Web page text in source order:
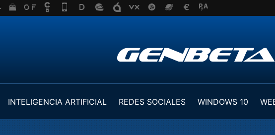
INTELIGENCIA ARTIFICIAL REDES SOCIALES WINDOWS 10